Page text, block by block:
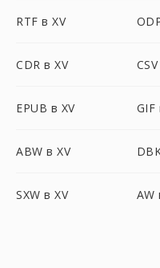
RTF в XV
CDR в XV
EPUB в XV GIF
ABW в XV
SXW в XV AW